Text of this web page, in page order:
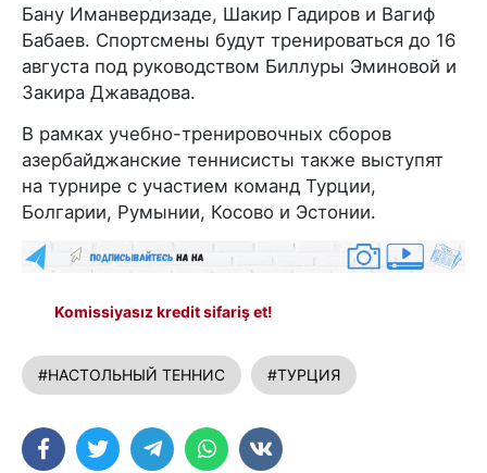
Бану Иманвердизаде, Шакир Гадиров и Вагиф
Бабаев. Спортсмены будут тренироваться до 16
августа под руководством Биллуры Эминовой и
Закира Джавадова.
В рамках учебно-тренировочных сборов
азербайджанские теннисисты также выступят
на турнире с участием команд Турции,
Болгарии, Румынии, Косово и Эстонии.
Komissiyasız kredit sifariş et!
#НАСТОЛЬНЫЙ ТЕННИС #ТУРЦИЯ